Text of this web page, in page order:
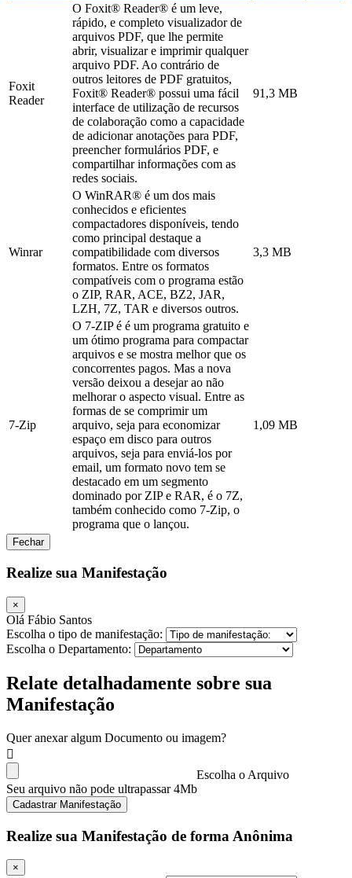
Foxit
Reader
O Foxit® Reader® é um leve,
rápido, e completo visualizador de
arquivos PDF, que lhe permite
abrir, visualizar e imprimir qualquer
arquivo PDF. Ao contrário de
outros leitores de PDF gratuitos,
Foxit® Reader® possui uma fácil
interface de utilização de recursos
de colaboração como a capacidade
de adicionar anotações para PDF,
preencher formulários PDF, e
compartilhar informações com as
redes sociais.
91,3 MB
Winrar
O WinRAR® é um dos mais
conhecidos e eficientes
compactadores disponíveis, tendo
como principal destaque a
compatibilidade com diversos
formatos. Entre os formatos
compatíveis com o programa estão
o ZIP, RAR, ACE, BZ2, JAR,
LZH, 7Z, TAR e diversos outros.
3,3 MB
7-Zip
O 7-ZIP é é um programa gratuito e
um ótimo programa para compactar
arquivos e se mostra melhor que os
concorrentes pagos. Mas a nova
versão deixou a desejar ao não
melhorar o aspecto visual. Entre as
formas de se comprimir um
arquivo, seja para economizar
espaço em disco para outros
arquivos, seja para enviá-los por
email, um formato novo tem se
destacado em um segmento
dominado por ZIP e RAR, é o 7Z,
também conhecido como 7-Zip, o
programa que o lançou.
1,09 MB
Fechar
Realize sua Manifestação
×
Olá Fábio Santos
Escolha o tipo de manifestação:
Escolha o Departamento:
Relate detalhadamente sobre sua
Manifestação
Quer anexar algum Documento ou imagem?
Escolha o Arquivo
Seu arquivo não pode ultrapassar 4Mb
Cadastrar Manifestação
Realize sua Manifestação de forma Anônima
×